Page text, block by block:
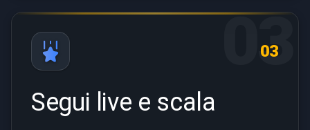
03
03
Segui live e scala